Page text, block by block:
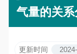
气量的关
更新时间